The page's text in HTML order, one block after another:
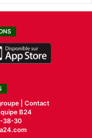
| Contact
B24
38-30